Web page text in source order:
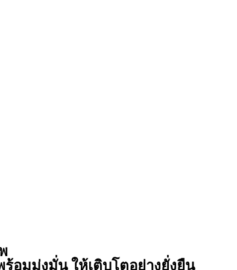
ร้อมมุ่งมั่น ให้เติบโตอย่างยั่งยืน